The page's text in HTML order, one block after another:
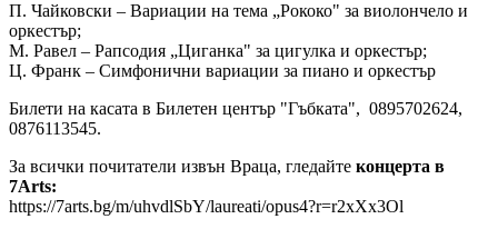
П. Чайковски – Вариации на тема „Рококо" за виолончело и
оркестър;
М. Равел – Рапсодия „Циганка" за цигулка и оркестър;
Ц. Франк – Симфонични вариации за пиано и оркестър
Билети на касата в Билетен център "Гъбката", 0895702624,
0876113545.
За всички почитатели извън Враца, гледайте концерта в
7Arts:
https://7arts.bg/m/uhvdlSbY/laureati/opus4?r=r2xXx3Ol